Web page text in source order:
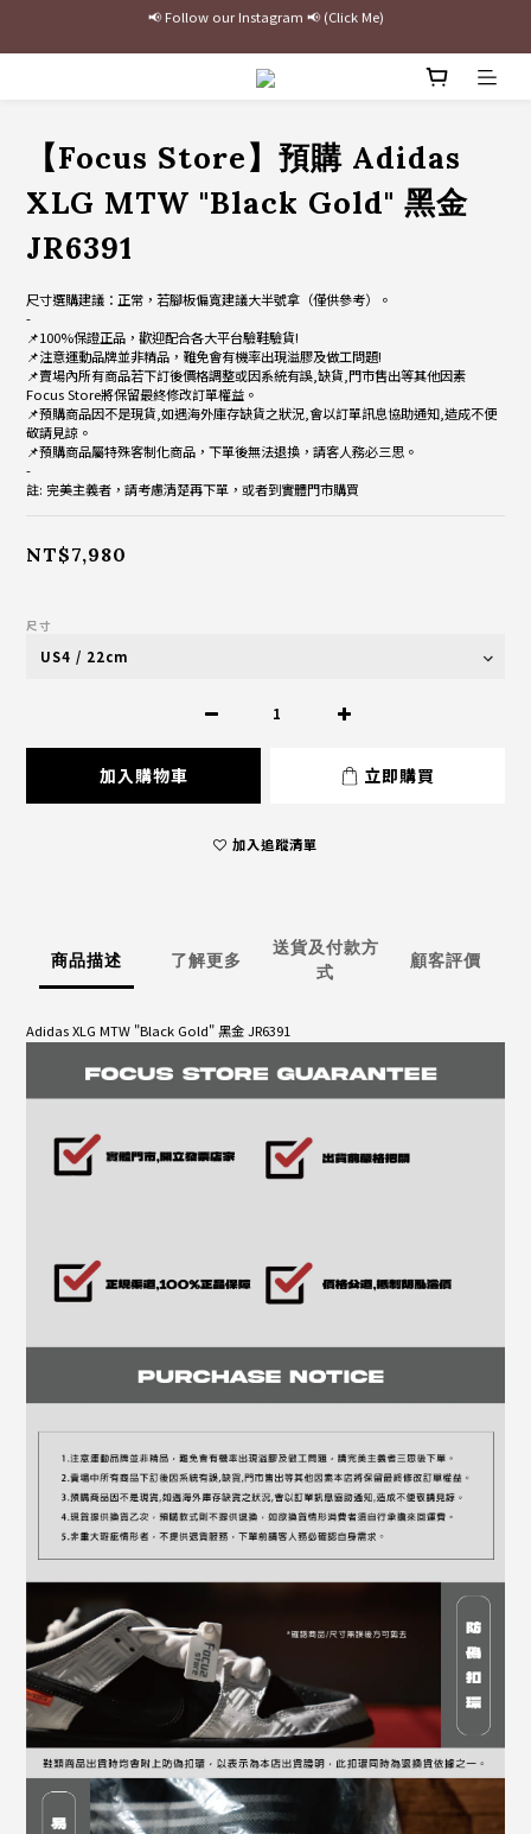
最新三方聯名倒鉤，火熱預購接單中🔥
【Focus Store】預購 Adidas
XLG MTW "Black Gold" 黑金
JR6391
尺寸選購建議：正常，若腳板偏寬建議大半號拿（僅供參考）。
-
📌100%保證正品，歡迎配合各大平台驗鞋驗貨!
📌注意運動品牌並非精品，難免會有機率出現溢膠及做工問題!
📌賣場內所有商品若下訂後價格調整或因系統有誤,缺貨,門市售出等其他因素
Focus Store將保留最終修改訂單權益。
📌預購商品因不是現貨,如遇海外庫存缺貨之狀況,會以訂單訊息協助通知,造成不便
敬請見諒。
📌預購商品屬特殊客制化商品，下單後無法退換，請客人務必三思。
-
註: 完美主義者，請考慮清楚再下單，或者到實體門市購買
NT$7,980
尺寸
加入購物車 立即購買
加入追蹤清單
商品描述 了解更多
送貨及付款方
式
顧客評價
Adidas XLG MTW "Black Gold" 黑金 JR6391